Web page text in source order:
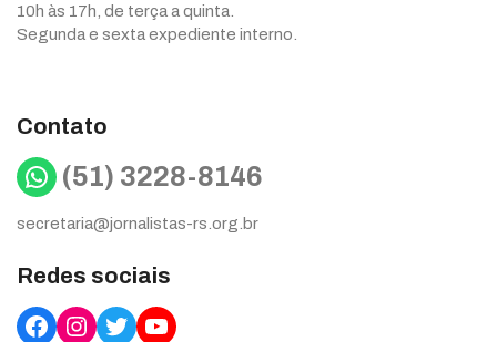
10h às 17h, de terça a quinta.
Segunda e sexta expediente interno.
Contato
WhatsApp
(51) 3228-8146
secretaria@jornalistas-rs.org.br
Redes sociais
Facebook
Instagram
TwitterYouTube